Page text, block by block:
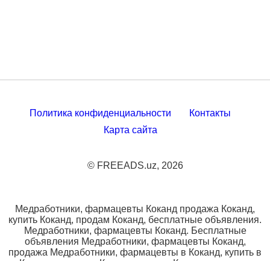
Политика конфиденциальности
Контакты
Карта сайта
© FREEADS.uz, 2026
Медработники, фармацевты Коканд продажа Коканд,
купить Коканд, продам Коканд, бесплатные объявления.
Медработники, фармацевты Коканд. Бесплатные
объявления Медработники, фармацевты Коканд,
продажа Медработники, фармацевты в Коканд, купить в